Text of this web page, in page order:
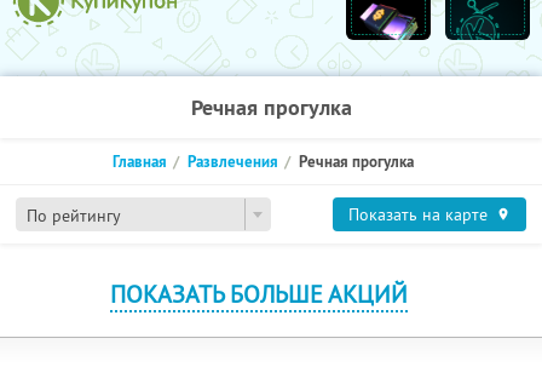
Речная прогулка
По рейтингу
Главная Развлечения Речная прогулка
Показать на карте
ПОКАЗАТЬ БОЛЬШЕ АКЦИЙ